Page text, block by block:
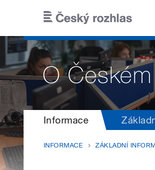
Informace
INFORMACE ZÁKLADNÍ